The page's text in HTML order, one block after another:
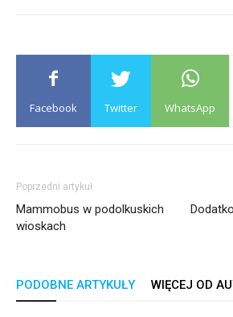
Facebook Twitter WhatsApp
Poprzedni artykuł
Mammobus w podolkuskich
wioskach
PODOBNE ARTYKUŁY WIĘCEJ OD